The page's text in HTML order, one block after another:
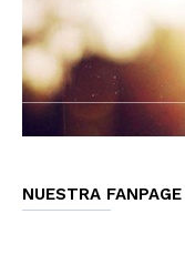
NUESTRA FANPAGE